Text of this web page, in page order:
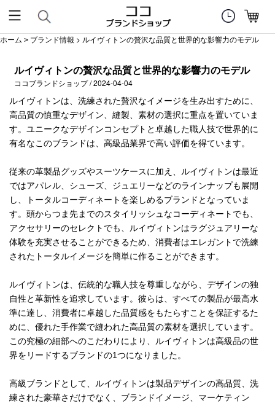
ホーム > ブランド情報 > ルイヴィトンの贅沢な品質と世界的な影響力のモデル
ルイヴィトンの贅沢な品質と世界的な影響力のモデル
ココブランドショップ / 2024-04-04
ルイヴィトンは、洗練された贅沢なイメージを生み出すために、
高品質の慎重なデザイン、縫製、素材の選択に重点を置いていま
す。ユニークなデザインコンセプトと卓越した職人技で世界的に
有名なこのブランドは、高級品業界で高い評価を得ています。
従来の革製品グッズやスーツケースに加え、ルイヴィトンは最近
ではアパレル、シューズ、ジュエリーなどのラインナップも展開
し、トータルコーディネートを楽しめるブランドとなっていま
す。頭からつま先までのスタイリッシュなコーディネートでも、
アクセサリーのセレクトでも、ルイヴィトンはラグジュアリーな
体験を充実させることができるため、消費者はエレガントで洗練
されたトータルイメージを簡単に作ることができます。
ルイヴィトンは、伝統的な職人技を尊重しながら、デザインの独
自性と革新性を追求しています。彼らは、すべての製品が最高水
準に達し、消費者に卓越した品質感をもたらすことを保証するた
めに、優れた手作業で縫われた高品質の素材を選択しています。
この究極の細部へのこだわりにより、ルイヴィトンは高級品の世
界をリードするブランドの1つになりました。
高級ブランドとして、ルイヴィトンは製品デザインの高品質、洗
練された豪華さだけでなく、ブランドイメージ、マーケティン